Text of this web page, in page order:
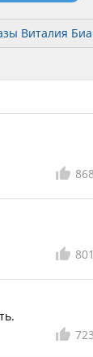
Виталия
801
723